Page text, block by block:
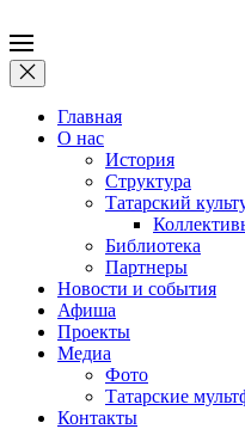
Главная
О нас
История
Структура
Татарский
Библиотека
Партнеры
Новости и события
Афиша
Проекты
Медиа
Фото
Татарские
Контакты